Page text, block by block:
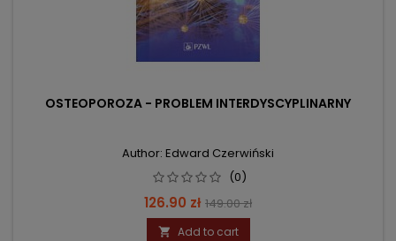
OSTEOPOROZA - PROBLEM INTERDYSCYPLINARNY
Author: Edward Czerwiński
(0)
Price
126.90 zł Regular
price
149.00 zł
 Add to cart